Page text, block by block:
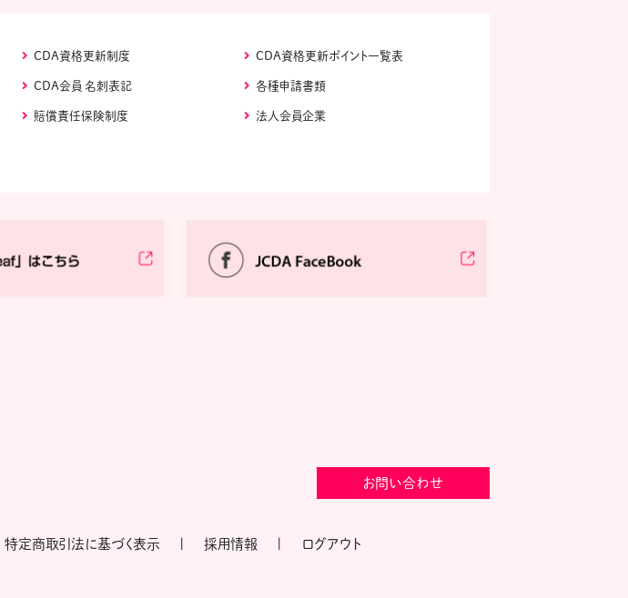
CDA資格更新制度 CDA資格更新ポイント一覧表
CDA会員 名刺表記 各種申請書類
賠償責任保険制度 法人会員企業
お問い合わせ
特定商取引法に基づく表示 採用情報 ログアウト